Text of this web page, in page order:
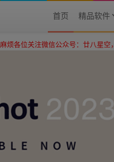
首页 精品软件
信公众号：廿八星空，谢谢大家！|